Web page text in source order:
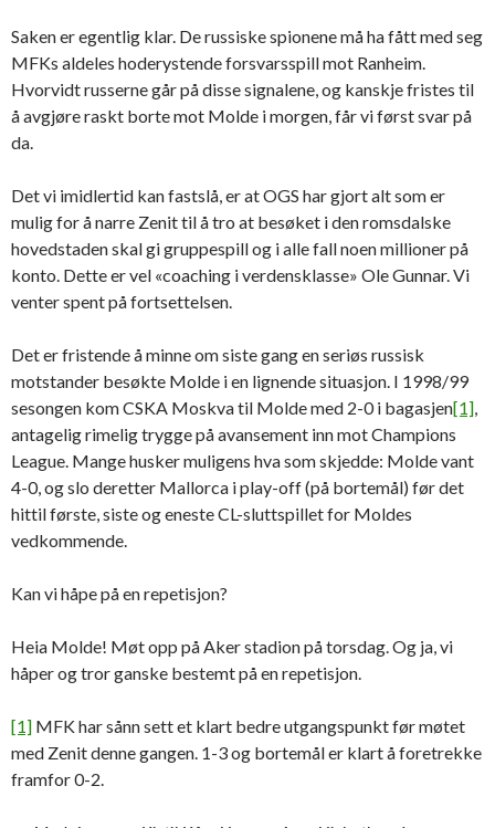
Saken er egentlig klar. De russiske spionene må ha fått med seg
MFKs aldeles hoderystende forsvarsspill mot Ranheim.
Hvorvidt russerne går på disse signalene, og kanskje fristes til
å avgjøre raskt borte mot Molde i morgen, får vi først svar på
da.
Det vi imidlertid kan fastslå, er at OGS har gjort alt som er
mulig for å narre Zenit til å tro at besøket i den romsdalske
hovedstaden skal gi gruppespill og i alle fall noen millioner på
konto. Dette er vel «coaching i verdensklasse» Ole Gunnar. Vi
venter spent på fortsettelsen.
Det er fristende å minne om siste gang en seriøs russisk
motstander besøkte Molde i en lignende situasjon. I 1998/99
sesongen kom CSKA Moskva til Molde med 2-0 i bagasjen[1],
antagelig rimelig trygge på avansement inn mot Champions
League. Mange husker muligens hva som skjedde: Molde vant
4-0, og slo deretter Mallorca i play-off (på bortemål) før det
hittil første, siste og eneste CL-sluttspillet for Moldes
vedkommende.
Kan vi håpe på en repetisjon?
Heia Molde! Møt opp på Aker stadion på torsdag. Og ja, vi
håper og tror ganske bestemt på en repetisjon.
[1] MFK har sånn sett et klart bedre utgangspunkt før møtet
med Zenit denne gangen. 1-3 og bortemål er klart å foretrekke
framfor 0-2.